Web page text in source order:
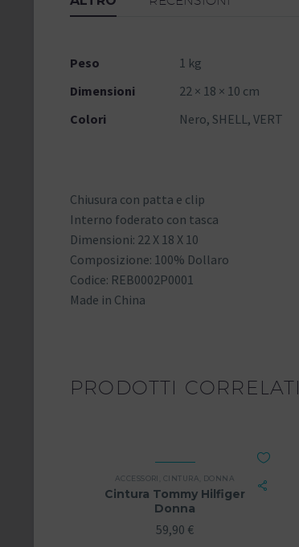
Peso
1 kg
Dimensioni
22 × 18 × 10 cm
Colori
Nero, SHELL, VERT
Chiusura con patta e clip
Interno foderato con tasca
Dimensioni: 22 X 18 X 10
Composizione: 100% Dollaro
Codice: REB0002P0001
Made in China
PRODOTTI CORRELATI
ACCESSORI CINTURA DONNA
Cintura Tommy Hilfiger
Donna
59,90 €